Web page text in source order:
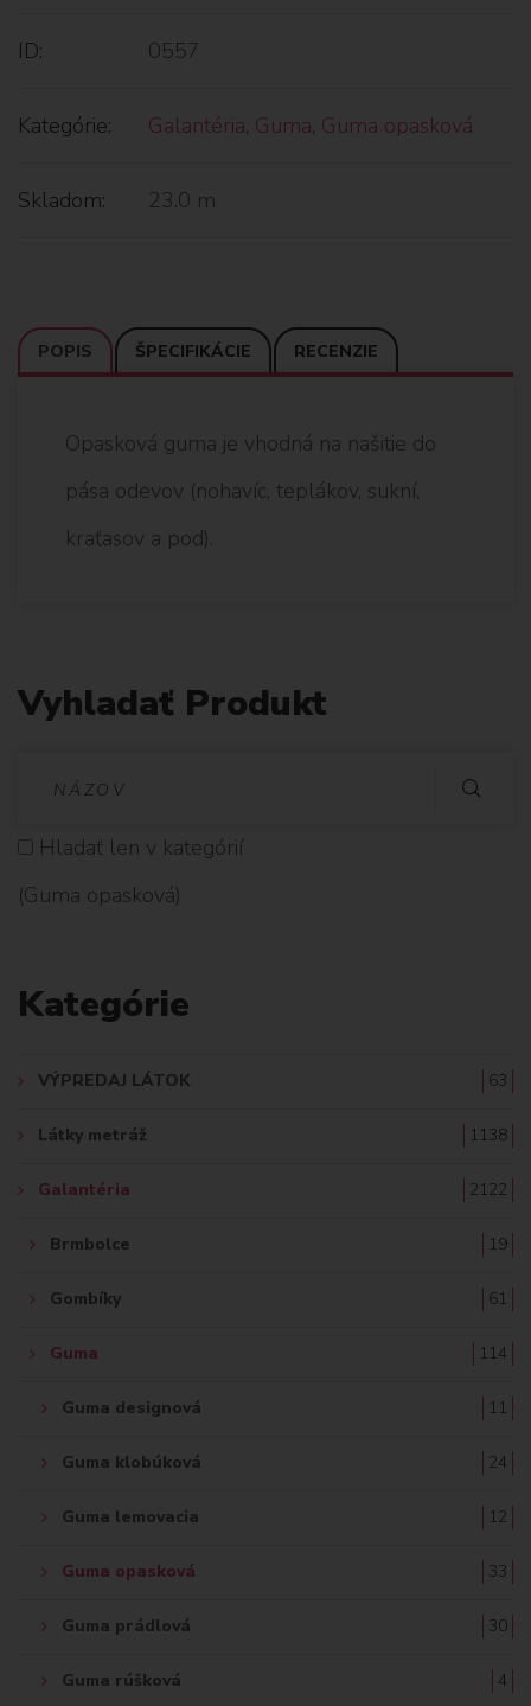
ID: 0557
Kategórie: Galantéria, Guma, Guma opasková
Skladom: 23.0 m
POPIS ŠPECIFIKÁCIE RECENZIE
Opasková guma je vhodná na našitie do
pása odevov (nohavíc, teplákov, sukní,
kraťasov a pod).
Vyhladať Produkt
D
Hladať len v kategórií
(Guma opasková)
Kategórie
VÝPREDAJ LÁTOK 63
Látky metráž 1138
Galantéria 2122
Brmbolce 19
Gombíky 61
Guma 114
Guma designová 11
Guma klobúková 24
Guma lemovacia 12
Guma opasková 33
Guma prádlová 30
Guma rúšková 4